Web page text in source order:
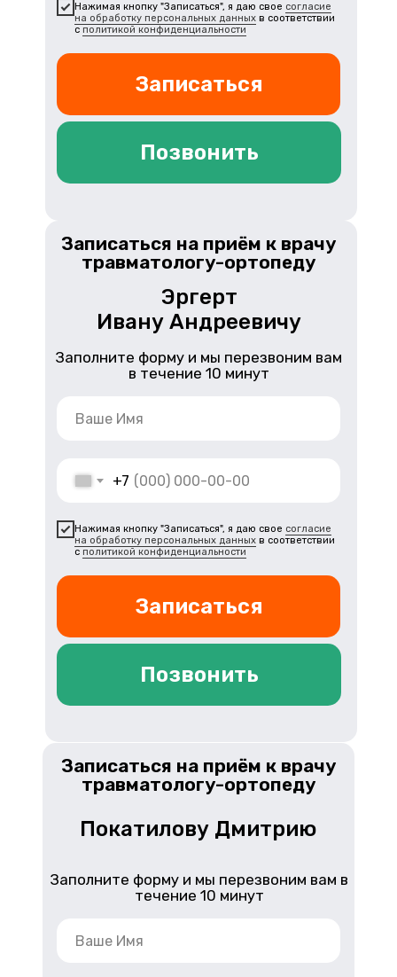
Нажимая кнопку "Записаться", я даю свое согласие
на обработку персональных данных в соответствии
с политикой конфиденциальности
Записаться
Позвонить
+7
Нажимая кнопку "Записаться", я даю свое согласие
на обработку персональных данных в соответствии
с политикой конфиденциальности
Записаться
Заполните форму и мы перезвоним вам
в течение 10 минут
Позвонить
Эргерт
Ивану Андреевичу
Записаться на приём к врачу
травматологу-ортопеду
Заполните форму и мы перезвоним вам в
течение 10 минут
Покатилову Дмитрию
Записаться на приём к врачу
травматологу-ортопеду